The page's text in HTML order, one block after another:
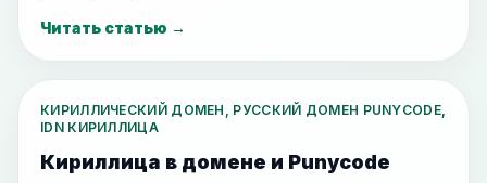
Читать статью →
КИРИЛЛИЧЕСКИЙ ДОМЕН, РУССКИЙ ДОМЕН PUNYCODE,
IDN КИРИЛЛИЦА
Кириллица в домене и Punycode